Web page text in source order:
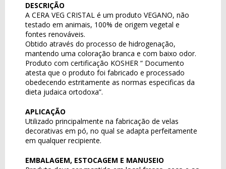
DESCRIÇÃO
A CERA VEG CRISTAL é um produto VEGANO, não
testado em animais, 100% de origem vegetal e
fontes renováveis.
Obtido através do processo de hidrogenação,
mantendo uma coloração branca e com baixo odor.
Produto com certificação KOSHER “ Documento
atesta que o produto foi fabricado e processado
obedecendo estritamente as normas especificas da
dieta judaica ortodoxa”.
APLICAÇÃO
Utilizado principalmente na fabricação de velas
decorativas em pó, no qual se adapta perfeitamente
em qualquer recipiente.
EMBALAGEM, ESTOCAGEM E MANUSEIO